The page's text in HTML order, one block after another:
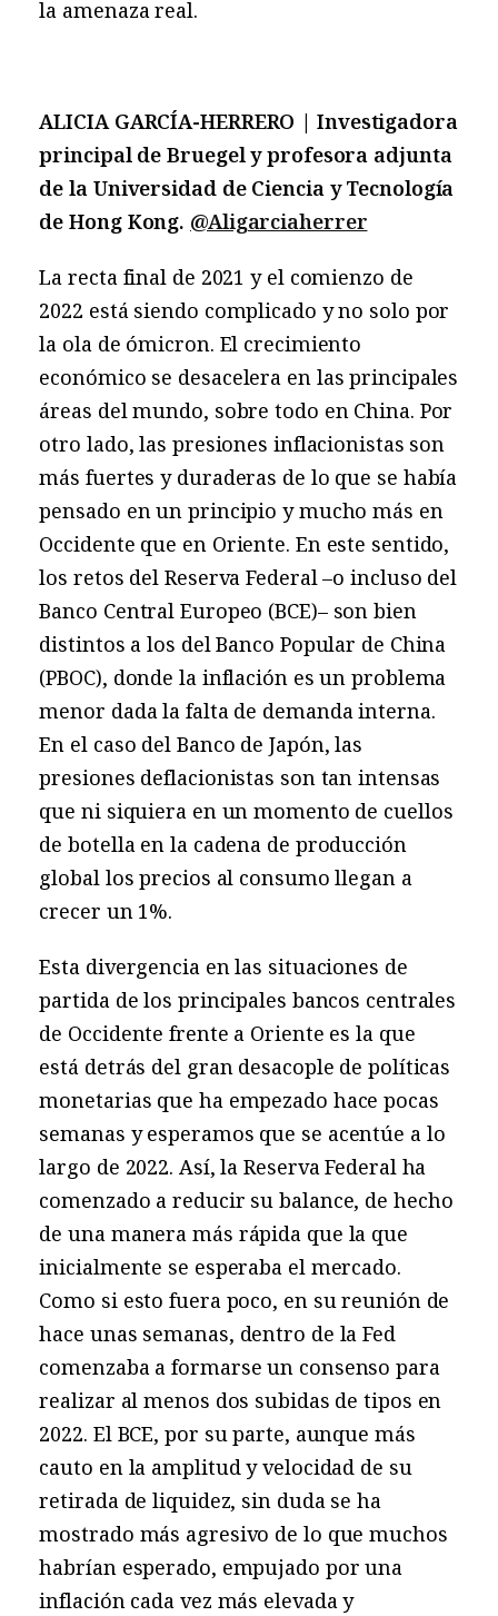
la amenaza real.
ALICIA GARCÍA-HERRERO | Investigadora
principal de Bruegel y profesora adjunta
de la Universidad de Ciencia y Tecnología
de Hong Kong. @Aligarciaherrer
La recta final de 2021 y el comienzo de
2022 está siendo complicado y no solo por
la ola de ómicron. El crecimiento
económico se desacelera en las principales
áreas del mundo, sobre todo en China. Por
otro lado, las presiones inflacionistas son
más fuertes y duraderas de lo que se había
pensado en un principio y mucho más en
Occidente que en Oriente. En este sentido,
los retos del Reserva Federal –o incluso del
Banco Central Europeo (BCE)– son bien
distintos a los del Banco Popular de China
(PBOC), donde la inflación es un problema
menor dada la falta de demanda interna.
En el caso del Banco de Japón, las
presiones deflacionistas son tan intensas
que ni siquiera en un momento de cuellos
de botella en la cadena de producción
global los precios al consumo llegan a
crecer un 1%.
Esta divergencia en las situaciones de
partida de los principales bancos centrales
de Occidente frente a Oriente es la que
está detrás del gran desacople de políticas
monetarias que ha empezado hace pocas
semanas y esperamos que se acentúe a lo
largo de 2022. Así, la Reserva Federal ha
comenzado a reducir su balance, de hecho
de una manera más rápida que la que
inicialmente se esperaba el mercado.
Como si esto fuera poco, en su reunión de
hace unas semanas, dentro de la Fed
comenzaba a formarse un consenso para
realizar al menos dos subidas de tipos en
2022. El BCE, por su parte, aunque más
cauto en la amplitud y velocidad de su
retirada de liquidez, sin duda se ha
mostrado más agresivo de lo que muchos
habrían esperado, empujado por una
inflación cada vez más elevada y